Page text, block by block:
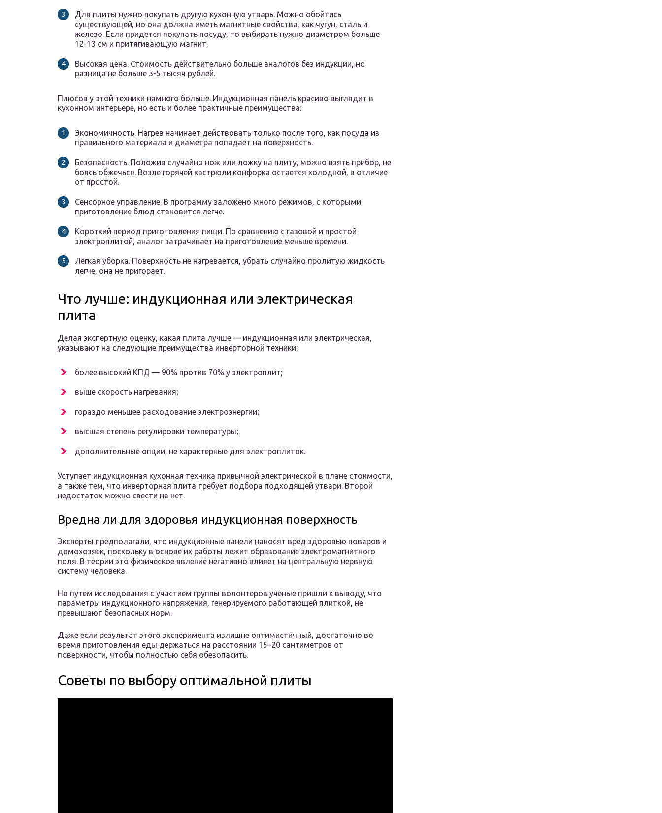
Для плиты нужно покупать другую кухонную утварь. Можно обойтись
существующей, но она должна иметь магнитные свойства, как чугун, сталь и
железо. Если придется покупать посуду, то выбирать нужно диаметром больше
12-13 см и притягивающую магнит.
Высокая цена. Стоимость действительно больше аналогов без индукции, но
разница не больше 3-5 тысяч рублей.
Плюсов у этой техники намного больше. Индукционная панель красиво выглядит в
кухонном интерьере, но есть и более практичные преимущества:
Экономичность. Нагрев начинает действовать только после того, как посуда из
правильного материала и диаметра попадает на поверхность.
Безопасность. Положив случайно нож или ложку на плиту, можно взять прибор, не
боясь обжечься. Возле горячей кастрюли конфорка остается холодной, в отличие
от простой.
Сенсорное управление. В программу заложено много режимов, с которыми
приготовление блюд становится легче.
Короткий период приготовления пищи. По сравнению с газовой и простой
электроплитой, аналог затрачивает на приготовление меньше времени.
Легкая уборка. Поверхность не нагревается, убрать случайно пролитую жидкость
легче, она не пригорает.
Что лучше: индукционная или электрическая
плита
Делая экспертную оценку, какая плита лучше — индукционная или электрическая,
указывают на следующие преимущества инверторной техники:
более высокий КПД — 90% против 70% у электроплит;
выше скорость нагревания;
гораздо меньшее расходование электроэнергии;
высшая степень регулировки температуры;
дополнительные опции, не характерные для электроплиток.
Уступает индукционная кухонная техника привычной электрической в плане стоимости,
а также тем, что инверторная плита требует подбора подходящей утвари. Второй
недостаток можно свести на нет.
Вредна ли для здоровья индукционная поверхность
Эксперты предполагали, что индукционные панели наносят вред здоровью поваров и
домохозяек, поскольку в основе их работы лежит образование электромагнитного
поля. В теории это физическое явление негативно влияет на центральную нервную
систему человека.
Но путем исследования с участием группы волонтеров ученые пришли к выводу, что
параметры индукционного напряжения, генерируемого работающей плиткой, не
превышают безопасных норм.
Даже если результат этого эксперимента излишне оптимистичный, достаточно во
время приготовления еды держаться на расстоянии 15–20 сантиметров от
поверхности, чтобы полностью себя обезопасить.
Советы по выбору оптимальной плиты